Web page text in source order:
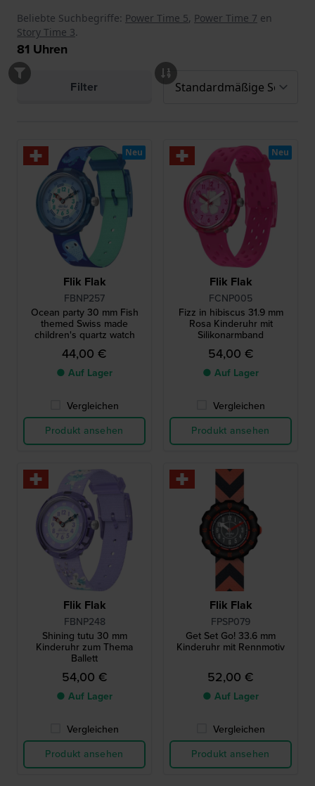
Beliebte Suchbegriffe: Power Time 5, Power Time 7 en
Story Time 3.
81 Uhren
Filter
Flik Flak
FBNP257
Ocean party 30 mm Fish
themed Swiss made
children's quartz watch
44,00 €
● Auf Lager
Vergleichen
Produkt ansehen
Neu
Flik Flak
FCNP005
Fizz in hibiscus 31.9 mm
Rosa Kinderuhr mit
Silikonarmband
54,00 €
● Auf Lager
Vergleichen
Produkt ansehen
Neu
Flik Flak
FBNP248
Shining tutu 30 mm
Kinderuhr zum Thema
Ballett
54,00 €
● Auf Lager
Vergleichen
Produkt ansehen
Flik Flak
FPSP079
Get Set Go! 33.6 mm
Kinderuhr mit Rennmotiv
52,00 €
● Auf Lager
Vergleichen
Produkt ansehen